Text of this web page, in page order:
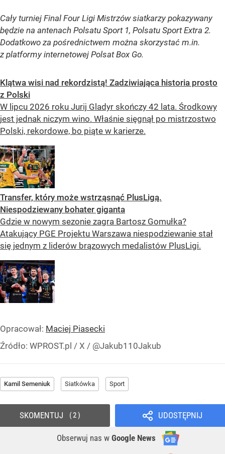
Cały turniej Final Four Ligi Mistrzów siatkarzy pokazywany
będzie na antenach Polsatu Sport 1, Polsatu Sport Extra 2.
Dodatkowo za pośrednictwem można skorzystać m.in.
z platformy internetowej Polsat Box Go.
Klątwa wisi nad rekordzistą! Zadziwiająca historia prosto
z Polski
W lipcu 2026 roku Jurij Gladyr skończy 42 lata. Środkowy
jest jednak niczym wino. Właśnie sięgnął po mistrzostwo
Polski, rekordowe, bo piąte w karierze.
Transfer, który może wstrząsnąć PlusLigą.
Niespodziewany bohater giganta
Gdzie w nowym sezonie zagra Bartosz Gomułka?
Atakujący PGE Projektu Warszawa niespodziewanie stał
się jednym z liderów brązowych medalistów PlusLigi.
Opracował: Maciej Piasecki
Źródło: WPROST.pl / X / @Jakub110Jakub
Kamil Semeniuk Siatkówka Sport
UDOSTĘPNIJ
Obserwuj nas w Google News
SKOMENTUJ 2